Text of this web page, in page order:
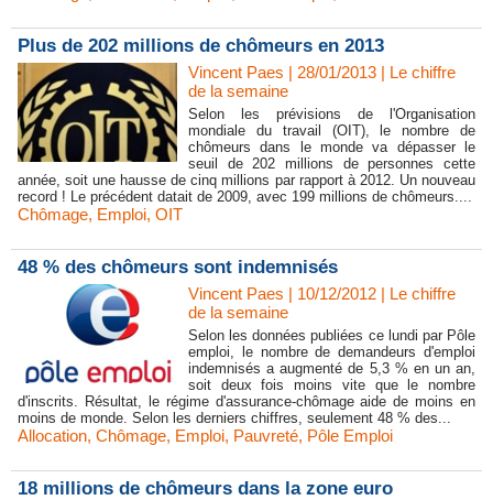
Plus de 202 millions de chômeurs en 2013
Vincent Paes | 28/01/2013 | Le chiffre
de la semaine
Selon les prévisions de l'Organisation
mondiale du travail (OIT), le nombre de
chômeurs dans le monde va dépasser le
seuil de 202 millions de personnes cette
année, soit une hausse de cinq millions par rapport à 2012. Un nouveau
record ! Le précédent datait de 2009, avec 199 millions de chômeurs....
Chômage, Emploi, OIT
48 % des chômeurs sont indemnisés
Vincent Paes | 10/12/2012 | Le chiffre
de la semaine
Selon les données publiées ce lundi par Pôle
emploi, le nombre de demandeurs d'emploi
indemnisés a augmenté de 5,3 % en un an,
soit deux fois moins vite que le nombre
d'inscrits. Résultat, le régime d'assurance-chômage aide de moins en
moins de monde. Selon les derniers chiffres, seulement 48 % des...
Allocation, Chômage, Emploi, Pauvreté, Pôle Emploi
18 millions de chômeurs dans la zone euro